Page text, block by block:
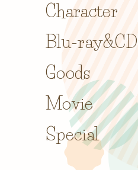
Character
Blu-ray&CD
Goods
Movie
Special